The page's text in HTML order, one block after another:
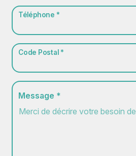
Téléphone *
Code Postal *
Message *